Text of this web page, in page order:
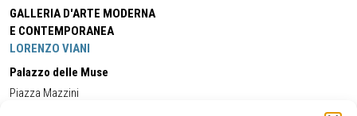
GALLERIA D'ARTE MODERNA
E CONTEMPORANEA
LORENZO VIANI
Palazzo delle Muse
Piazza Mazzini